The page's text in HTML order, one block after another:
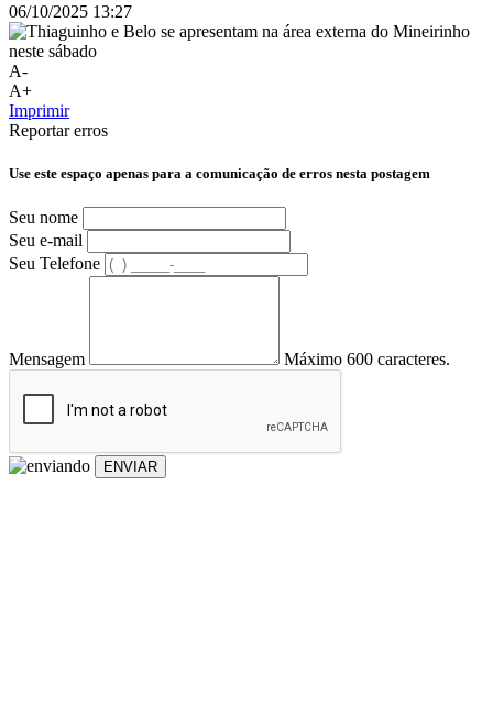
06/10/2025 13:27
A-
A+
Imprimir
Reportar erros
Use este espaço apenas para a comunicação de erros nesta postagem
Seu nome
Seu e-mail
Seu Telefone
Mensagem Máximo 600 caracteres.
ENVIAR